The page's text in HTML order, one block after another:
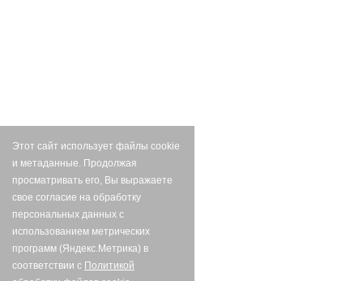
Этот сайт использует файлы cookie
и метаданные. Продолжая
просматривать его, Вы выражаете
свое согласие на обработку
персональных данных с
использованием метрических
программ (Яндекс.Метрика) в
соответствии с Политикой